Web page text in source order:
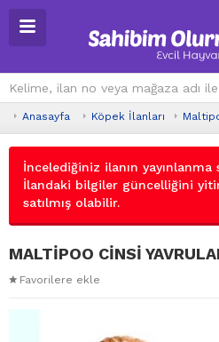
Anasayfa Köpek İlanları
İncelediğiniz ilanın
İlandaki bilgiler güncelliğini
satılmış olabilir.
MALTİPOO CİNSİ
Favorilere ekle